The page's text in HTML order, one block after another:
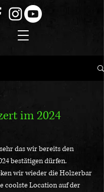
im 2024
das wir bereits den
bestätigen dürfen.
wir wieder die Holzerbar
coolste Location auf der